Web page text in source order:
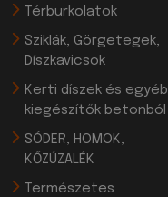
Térburkolatok
Sziklák, Görgetegek,
Díszkavicsok
Kerti díszek és egyéb
kiegészítők betonból
SÓDER, HOMOK,
KŐZÚZALÉK
Természetes